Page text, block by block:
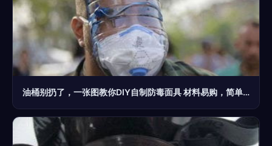
油桶别扔了，一张图教你DIY自制防毒面具 材料易购，简单实用，高层住户有备无患